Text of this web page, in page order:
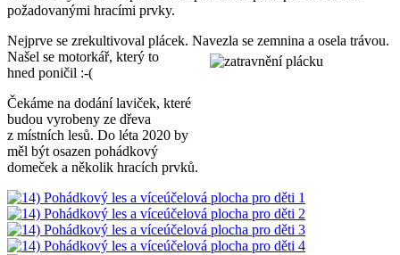
požadovanými hracími prvky.
Nejprve se zrekultivoval plácek. Navezla se zemnina a osela trávou.
Našel se motorkář, který to
hned poničil :-(
Čekáme na dodání laviček, které
budou vyrobeny ze dřeva
z místních lesů. Do léta 2020 by
měl být osazen pohádkový
domeček a několik hracích prvků.